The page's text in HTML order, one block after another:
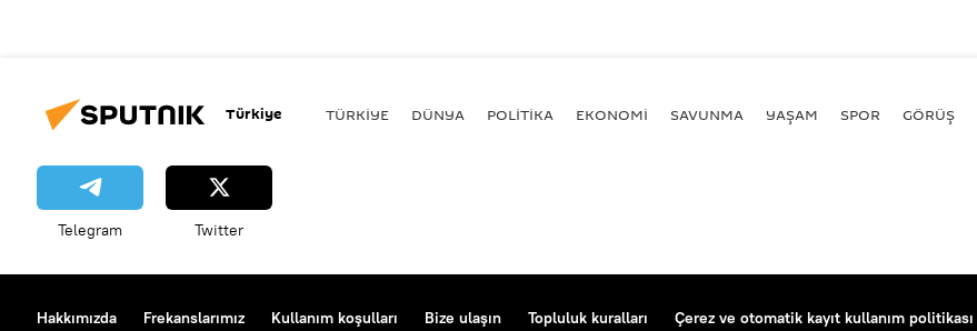
Türkiye TÜRKIYE DÜNYA POLİTİKA EKONOMİ SAVUNMA YAŞAM SPOR GÖRÜŞ
Telegram Twitter
Hakkımızda Frekanslarımız Kullanım koşulları Bize ulaşın Topluluk kuralları Çerez ve otomatik kayıt kullanım politikası